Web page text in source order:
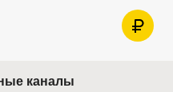
каналы